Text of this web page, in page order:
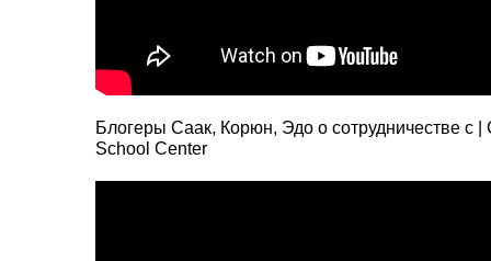
Блогеры Саак, Корюн, Эдо о сотрудничестве с |
School Center